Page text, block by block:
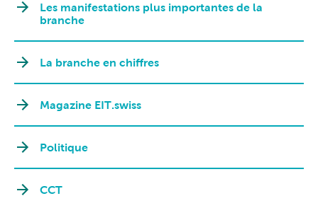
Les manifestations plus importantes de la
branche
La branche en chiffres
Magazine EIT.swiss
Politique
CCT